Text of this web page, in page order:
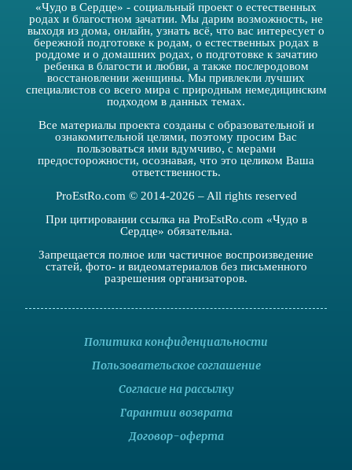
«Чудо в Сердце» - социальный проект о естественных
родах и благостном зачатии. Мы дарим возможность, не
выходя из дома, онлайн, узнать всё, что вас интересует о
бережной подготовке к родам, о естественных родах в
роддоме и о домашних родах, о подготовке к зачатию
ребенка в благости и любви, а также послеродовом
восстановлении женщины. Мы привлекли лучших
специалистов со всего мира с природным немедицинским
подходом в данных темах.
Все материалы проекта созданы с образовательной и
ознакомительной целями, поэтому просим Вас
пользоваться ими вдумчиво, с мерами
предосторожности, осознавая, что это целиком Ваша
ответственность.
ProEstRo.com © 2014-2026 – All rights reserved
При цитировании ссылка на ProEstRo.com «Чудо в
Сердце» обязательна.
Запрещается полное или частичное воспроизведение
статей, фото- и видеоматериалов без письменного
разрешения организаторов.
Политика конфиденциальности
Пользовательское соглашение
Согласие на рассылку
Гарантии возврата
Договор-оферта